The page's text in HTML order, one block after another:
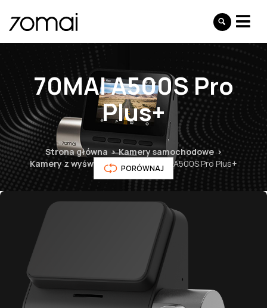
70MAI A500S Pro
Plus+
Strona główna
Kamery samochodowe
Kamery z wyświetlaczem
70MAI A500S Pro Plus+
PORÓWNAJ